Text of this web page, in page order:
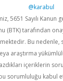
@karabul
5651 Sayılı
(BTK) tarafından
Bu
araştırma
içeriklerin
sorumluluğu kabul